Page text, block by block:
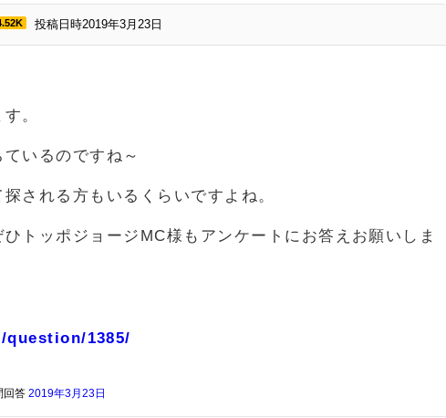
投稿日時2019年3月23日
。
いるのですね～
される方もいるくらいですよね。
トッポジョージMC様もアンケートにお答えお願いしま
1385/
回答 2019年3月23日